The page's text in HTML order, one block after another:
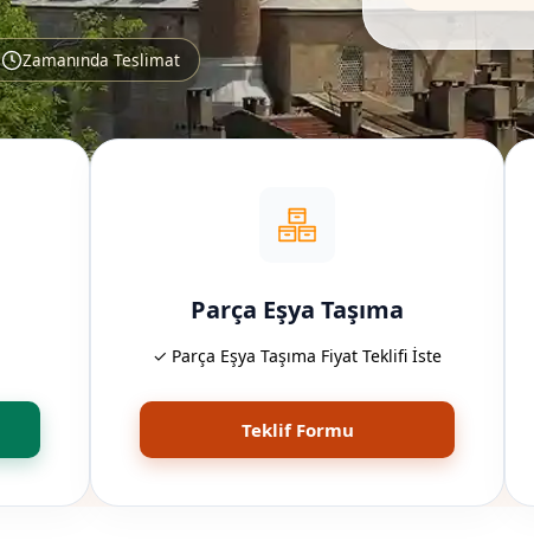
Zamanında Teslimat
Parça Eşya Taşıma
✓ Parça Eşya Taşıma Fiyat Teklifi İste
Teklif Formu